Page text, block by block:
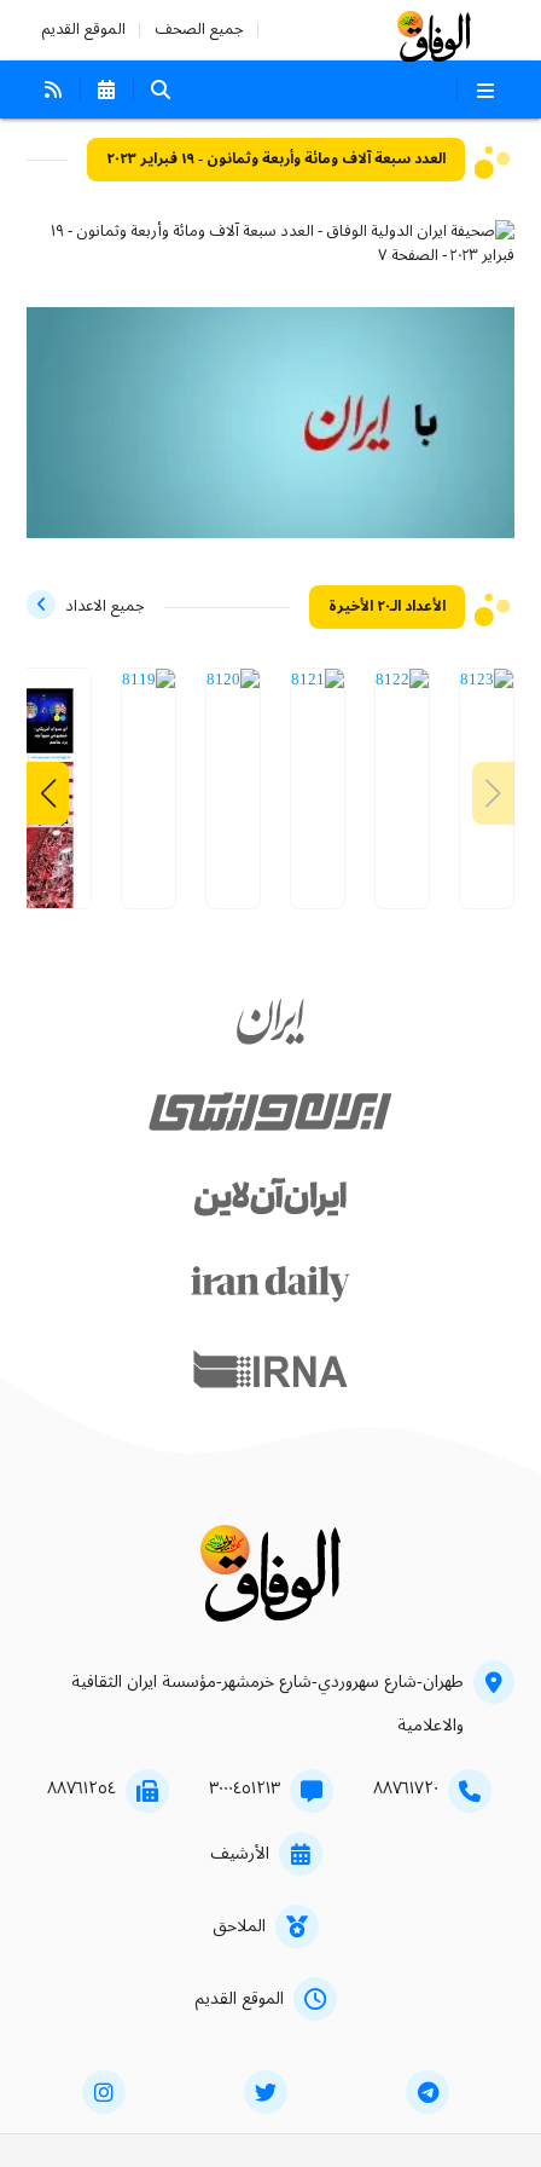
جميع الصحف الموقع القديم
العدد سبعة آلاف ومائة وأربعة وثمانون - ١٩ فبراير ٢٠٢٣
الأعداد الـ۲۰ الأخيرة جميع الاعداد
طهران-شارع سهروردي-شارع خرمشهر-مؤسسة ايران الثقافية
والاعلامية
۸۸۷٦۱۷۲۰ ۳۰۰۰٤٥۱۲۱۳ ۸۸۷٦۱۲٥٤
الأرشيف
الملاحق
الموقع القديم